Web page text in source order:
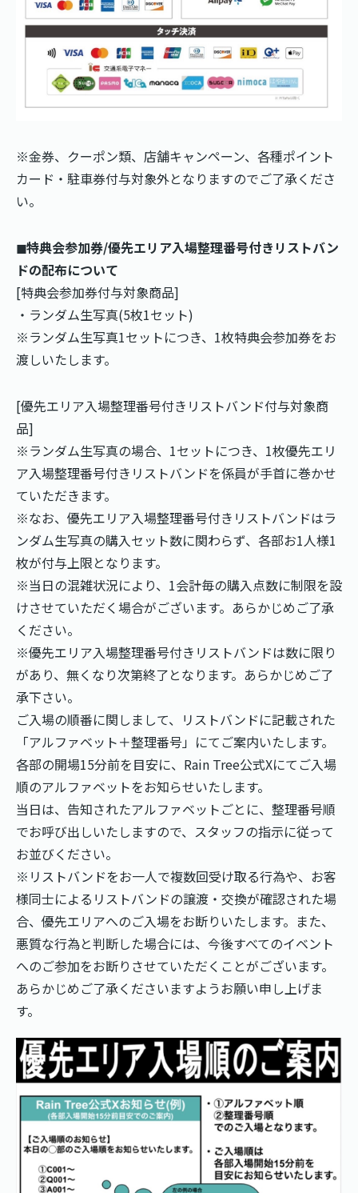
※金券、クーポン類、店舗キャンペーン、各種ポイント
カード・駐車券付与対象外となりますのでご了承くださ
い。
◼︎特典会参加券/優先エリア入場整理番号付きリストバン
ドの配布について
[特典会参加券付与対象商品]
・ランダム生写真(5枚1セット)
※ランダム生写真1セットにつき、1枚特典会参加券をお
渡しいたします。
[優先エリア入場整理番号付きリストバンド付与対象商
品]
※ランダム生写真の場合、1セットにつき、1枚優先エリ
ア入場整理番号付きリストバンドを係員が手首に巻かせ
ていただきます。
※なお、優先エリア入場整理番号付きリストバンドはラ
ンダム生写真の購入セット数に関わらず、各部お1人様1
枚が付与上限となります。
※当日の混雑状況により、1会計毎の購入点数に制限を設
けさせていただく場合がございます。あらかじめご了承
ください。
※優先エリア入場整理番号付きリストバンドは数に限り
があり、無くなり次第終了となります。あらかじめご了
承下さい。
ご入場の順番に関しまして、リストバンドに記載された
「アルファベット＋整理番号」にてご案内いたします。
各部の開場15分前を目安に、Rain Tree公式Xにてご入場
順のアルファベットをお知らせいたします。
当日は、告知されたアルファベットごとに、整理番号順
でお呼び出しいたしますので、スタッフの指示に従って
お並びください。
※リストバンドをお一人で複数回受け取る行為や、お客
様同士によるリストバンドの譲渡・交換が確認された場
合、優先エリアへのご入場をお断りいたします。また、
悪質な行為と判断した場合には、今後すべてのイベント
へのご参加をお断りさせていただくことがございます。
あらかじめご了承くださいますようお願い申し上げま
す。